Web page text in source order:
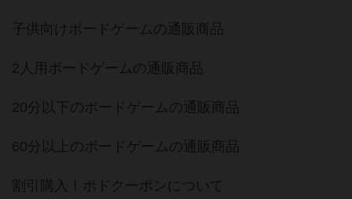
子供向けボードゲームの通販商品
2人用ボードゲームの通販商品
20分以下のボードゲームの通販商品
60分以上のボードゲームの通販商品
割引購入！ボドクーポンについて